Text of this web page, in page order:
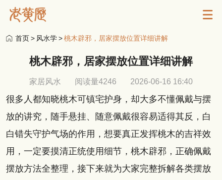
首页> 风水学>桃木辟邪，居家摆放位置详细讲解
桃木辟邪，居家摆放位置详细讲解
家居风水 阅读量4246 2026-06-16 16:40
很多人都知晓桃木可镇宅护身，却大多不懂佩戴与摆
放的讲究，随手悬挂、随意佩戴很容易适得其反，白
白错失守护气场的作用，想要真正发挥桃木的吉祥效
用，一定要摸清正统使用细节，桃木辟邪，正确佩戴
摆放方法全整理，接下来就为大家完整拆解各类摆放